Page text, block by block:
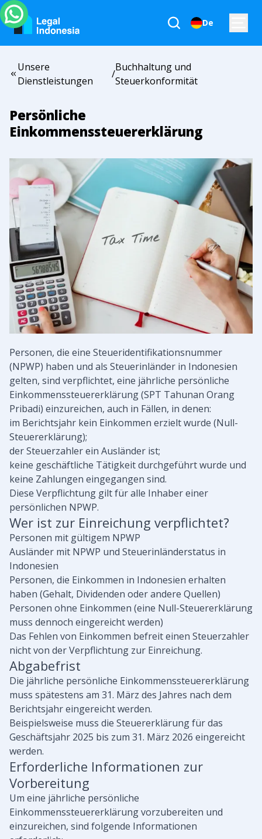
De
Unsere
Dienstleistungen
/
Buchhaltung und
Steuerkonformität
Persönliche
Einkommenssteuererklärung
Personen, die eine Steueridentifikationsnummer
(NPWP) haben und als Steuerinländer in Indonesien
gelten, sind verpflichtet, eine jährliche persönliche
Einkommenssteuererklärung (SPT Tahunan Orang
Pribadi) einzureichen, auch in Fällen, in denen:
im Berichtsjahr kein Einkommen erzielt wurde (Null-
Steuererklärung);
der Steuerzahler ein Ausländer ist;
keine geschäftliche Tätigkeit durchgeführt wurde und
keine Zahlungen eingegangen sind.
Diese Verpflichtung gilt für alle Inhaber einer
persönlichen NPWP.
Wer ist zur Einreichung verpflichtet?
Personen mit gültigem NPWP
Ausländer mit NPWP und Steuerinländerstatus in
Indonesien
Personen, die Einkommen in Indonesien erhalten
haben (Gehalt, Dividenden oder andere Quellen)
Personen ohne Einkommen (eine Null-Steuererklärung
muss dennoch eingereicht werden)
Das Fehlen von Einkommen befreit einen Steuerzahler
nicht von der Verpflichtung zur Einreichung.
Abgabefrist
Die jährliche persönliche Einkommenssteuererklärung
muss spätestens am 31. März des Jahres nach dem
Berichtsjahr eingereicht werden.
Beispielsweise muss die Steuererklärung für das
Geschäftsjahr 2025 bis zum 31. März 2026 eingereicht
werden.
Erforderliche Informationen zur
Vorbereitung
Um eine jährliche persönliche
Einkommenssteuererklärung vorzubereiten und
einzureichen, sind folgende Informationen